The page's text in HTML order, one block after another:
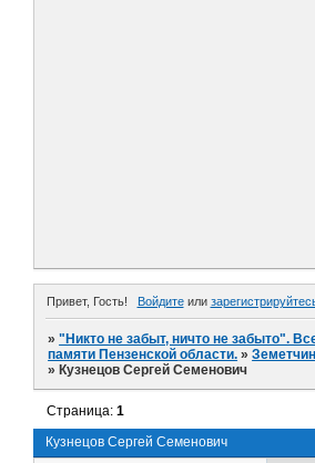
Привет, Гость! Войдитеили
»"Никто не забыт, ничто не забыто".
памяти Пензенской области. »
» Кузнецов Сергей Семенович
Кузнецов Сергей Семенович
Страница:1